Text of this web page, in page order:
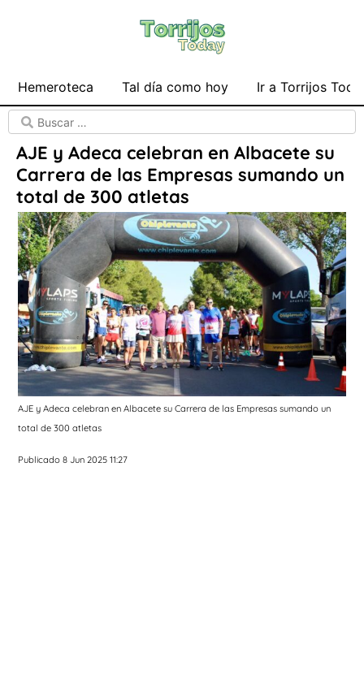
Hemeroteca Tal día como hoy Ir a Torrijos
AJE y Adeca celebran en Albacete su
Carrera de las Empresas sumando un
total de 300 atletas
AJE y Adeca celebran en Albacete su Carrera de las Empresas sumando un
total de 300 atletas
Publicado 8 Jun 2025 11:27